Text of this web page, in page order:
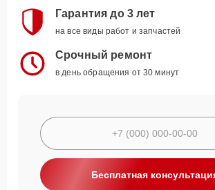
Гарантия до 3 лет
на все виды работ и запчастей
Срочный ремонт
в день обращения от 30 минут
Бесплатная